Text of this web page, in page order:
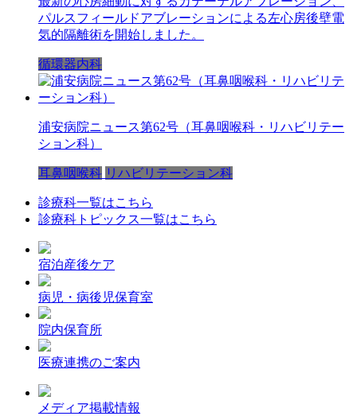
パルスフィールドアブレーションによる左心房後壁電
気的隔離術を開始しました。
循環器内科
浦安病院ニュース第62号（耳鼻咽喉科・リハビリテー
ション科）
耳鼻咽喉科 リハビリテーション科
診療科一覧はこちら
診療科トピックス一覧はこちら
宿泊産後ケア
病児・病後児保育室
院内保育所
医療連携のご案内
メディア掲載情報